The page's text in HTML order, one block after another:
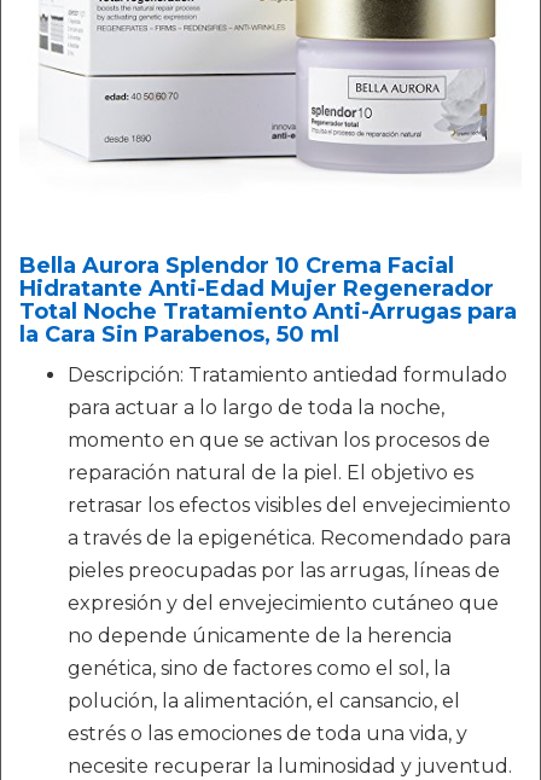
Bella Aurora Splendor 10 Crema Facial
Hidratante Anti-Edad Mujer Regenerador
Total Noche Tratamiento Anti-Arrugas para
la Cara Sin Parabenos, 50 ml
Descripción: Tratamiento antiedad formulado
para actuar a lo largo de toda la noche,
momento en que se activan los procesos de
reparación natural de la piel. El objetivo es
retrasar los efectos visibles del envejecimiento
a través de la epigenética. Recomendado para
pieles preocupadas por las arrugas, líneas de
expresión y del envejecimiento cutáneo que
no depende únicamente de la herencia
genética, sino de factores como el sol, la
polución, la alimentación, el cansancio, el
estrés o las emociones de toda una vida, y
necesite recuperar la luminosidad y juventud.